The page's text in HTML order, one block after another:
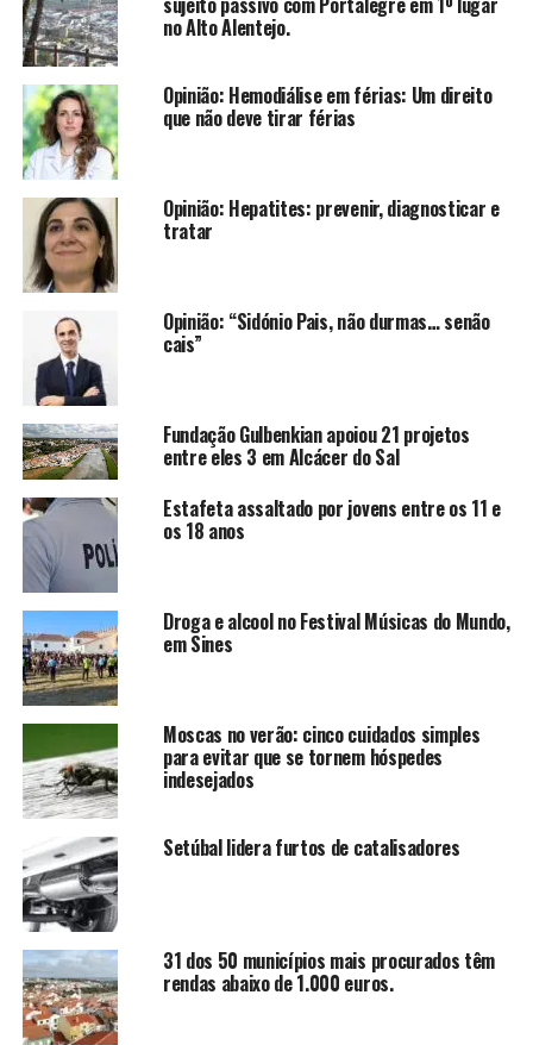
no Alto Alentejo.
Opinião: Hemodiálise em férias: Um direito
que não deve tirar férias
Opinião: Hepatites: prevenir, diagnosticar e
tratar
Opinião: “Sidónio Pais, não durmas… senão
cais”
Fundação Gulbenkian apoiou 21 projetos
entre eles 3 em Alcácer do Sal
Estafeta assaltado por jovens entre os 11 e
os 18 anos
Droga e alcool no Festival Músicas do Mundo,
em Sines
Moscas no verão: cinco cuidados simples
para evitar que se tornem hóspedes
indesejados
Setúbal lidera furtos de catalisadores
31 dos 50 municípios mais procurados têm
rendas abaixo de 1.000 euros.